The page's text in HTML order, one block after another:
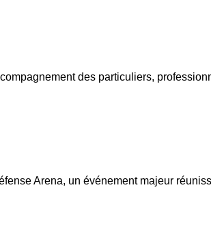
des particuliers,
Arena, un événement majeur